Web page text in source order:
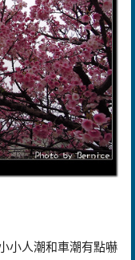
小人潮和車潮有點嚇